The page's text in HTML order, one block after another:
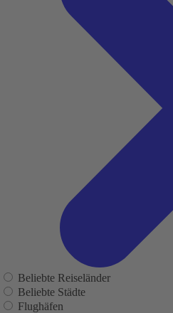
Beliebte Reiseländer
Beliebte Städte
Flughäfen